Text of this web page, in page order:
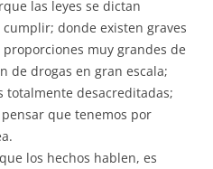
las leyes se dictan
donde existen graves
muy grandes de
de drogas en gran escala;
desacreditadas;
que tenemos por
los hechos hablen, es